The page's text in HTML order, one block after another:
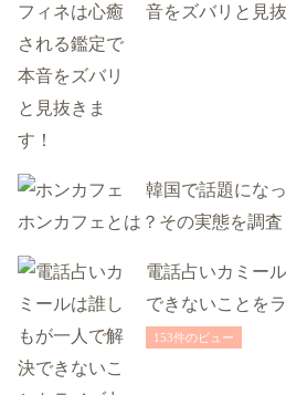
音をズバリと見
韓国で話題にな
ホンカフェとは？その実態を調査
電話占いカミー
できないことを
153件のビュー